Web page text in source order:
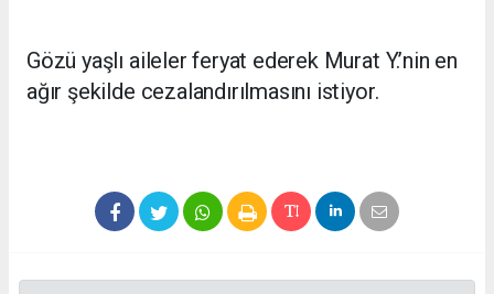
Gözü yaşlı aileler feryat ederek Murat Y.’nin en
ağır şekilde cezalandırılmasını istiyor.